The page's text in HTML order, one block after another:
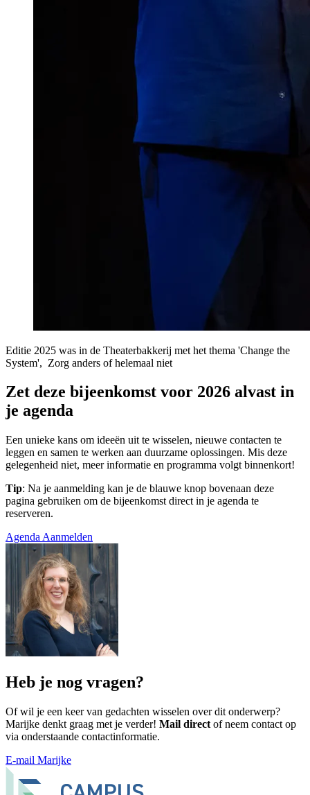
Editie 2025 was in de Theaterbakkerij met het thema 'Change the
System', Zorg anders of helemaal niet
Zet deze bijeenkomst voor 2026 alvast in
je agenda
Een unieke kans om ideeën uit te wisselen, nieuwe contacten te
leggen en samen te werken aan duurzame oplossingen. Mis deze
gelegenheid niet, meer informatie en programma volgt binnenkort!
Tip: Na je aanmelding kan je de blauwe knop bovenaan deze
pagina gebruiken om de bijeenkomst direct in je agenda te
reserveren.
Agenda Aanmelden
Heb je nog vragen?
Of wil je een keer van gedachten wisselen over dit onderwerp?
Marijke denkt graag met je verder! Mail direct of neem contact op
via onderstaande contactinformatie.
E-mail Marijke